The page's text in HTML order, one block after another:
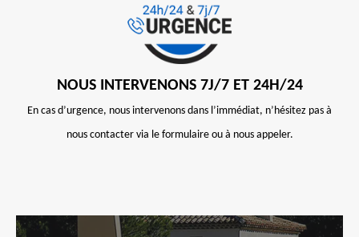
NOUS INTERVENONS 7J/7 ET 24H/24
En cas d’urgence, nous intervenons dans l’immédiat, n’hésitez pas à
nous contacter via le formulaire ou à nous appeler.